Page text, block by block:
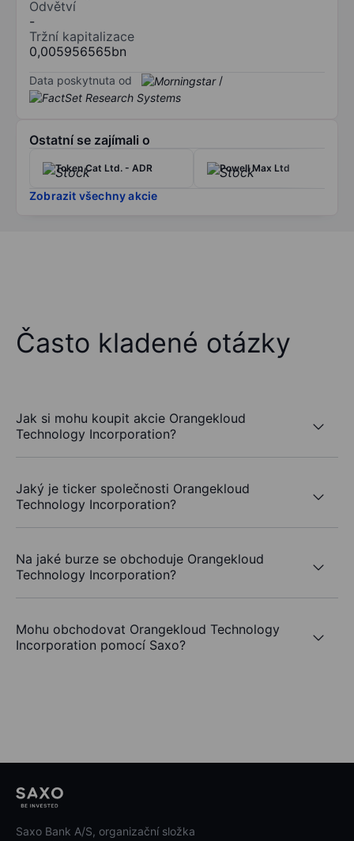
Odvětví
-
Tržní kapitalizace
0,005956565bn
Data poskytnuta od /
Ostatní se zajímali o
Token Cat Ltd. - ADR Powell Max Ltd
Zobrazit všechny akcie
Často kladené otázky
Jak si mohu koupit akcie Orangekloud
Technology Incorporation?
Jaký je ticker společnosti Orangekloud
Technology Incorporation?
Na jaké burze se obchoduje Orangekloud
Technology Incorporation?
Mohu obchodovat Orangekloud Technology
Incorporation pomocí Saxo?
Saxo Bank A/S, organizační složka